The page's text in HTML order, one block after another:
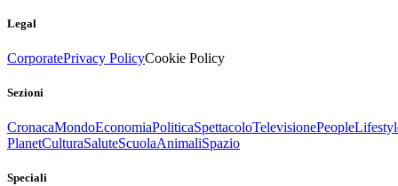
Legal
CorporatePrivacy PolicyCookie Policy
Sezioni
CronacaMondoEconomiaPoliticaSpettacoloTelevisionePeople
PlanetCulturaSaluteScuolaAnimaliSpazio
Speciali